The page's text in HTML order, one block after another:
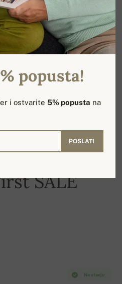
SALE
Na stanju
popusta!
i ostvarite5% popusta na
POSLATI